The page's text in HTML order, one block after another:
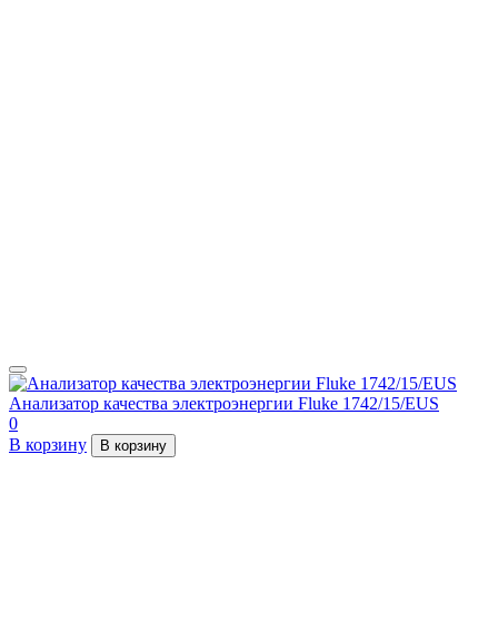
Анализатор качества электроэнергии Fluke 1742/15/EUS
0
В корзину
В корзину